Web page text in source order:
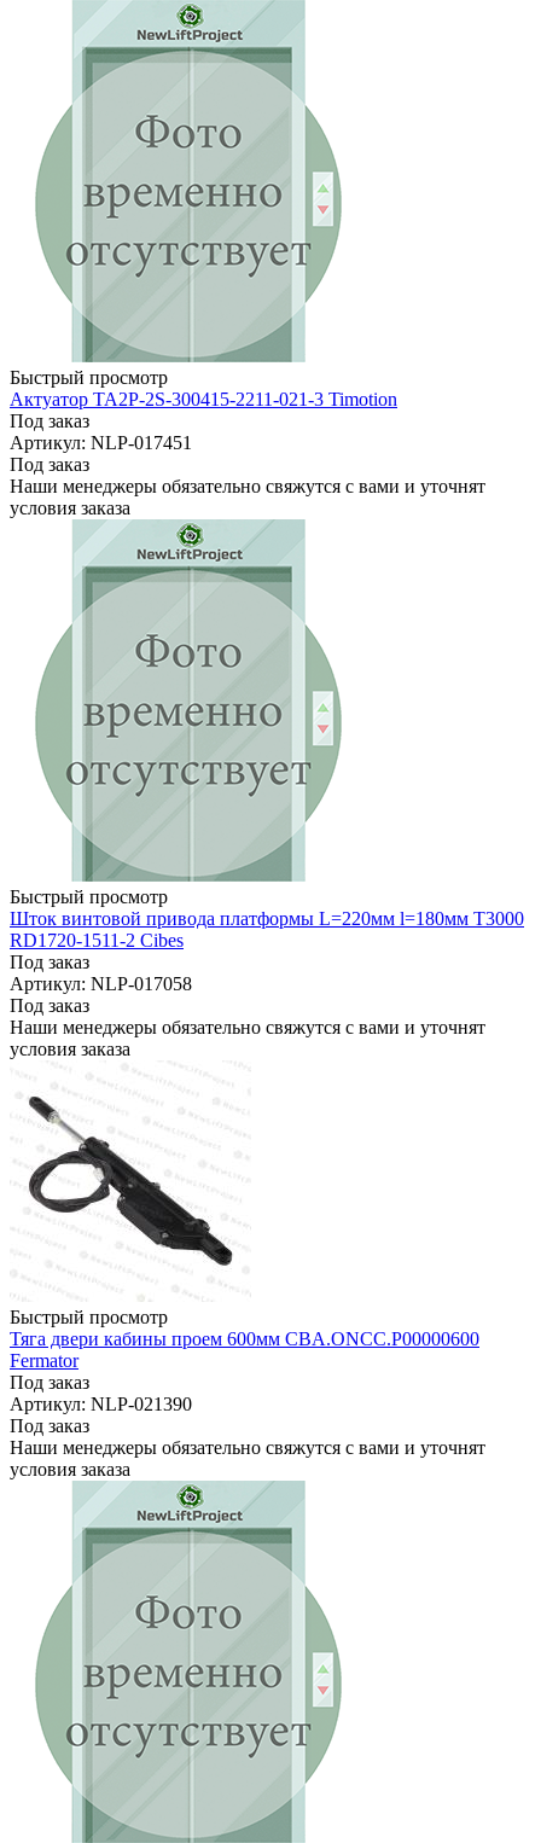
Быстрый просмотр
Актуатор TA2P-2S-300415-2211-021-3 Timotion
Под заказ
Артикул: NLP-017451
Под заказ
Наши менеджеры обязательно свяжутся с вами и уточнят
условия заказа
Быстрый просмотр
Шток винтовой привода платформы L=220мм l=180мм T3000
RD1720-1511-2 Cibes
Под заказ
Артикул: NLP-017058
Под заказ
Наши менеджеры обязательно свяжутся с вами и уточнят
условия заказа
Быстрый просмотр
Тяга двери кабины проем 600мм CBA.ONCC.P00000600
Fermator
Под заказ
Артикул: NLP-021390
Под заказ
Наши менеджеры обязательно свяжутся с вами и уточнят
условия заказа